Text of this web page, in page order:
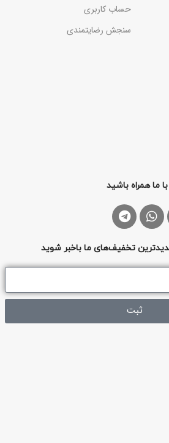
حساب کاربری
سنجش رضایتمندی
با ما همراه باشید
تخفیف‌های ما باخبر شوید
ثبت